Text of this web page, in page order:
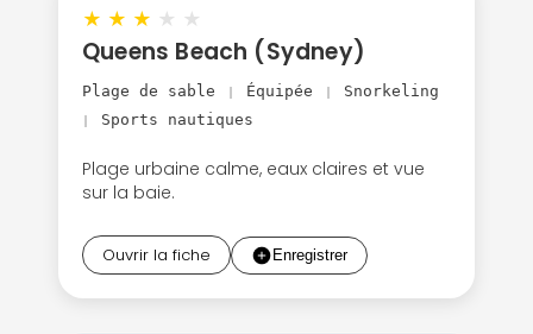
★ ★ ★ ★ ★
Queens Beach (Sydney)
Plage de sable Équipée Snorkeling
Sports nautiques
Plage urbaine calme, eaux claires et vue
sur la baie.
Ouvrir la fiche